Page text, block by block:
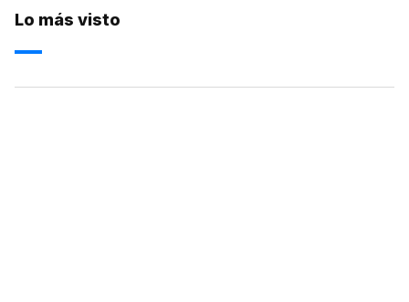
Lo más visto